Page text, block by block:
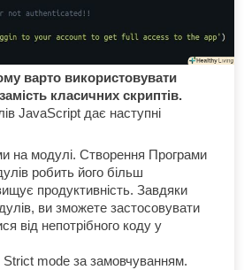
варто використовувати
класичних скриптів.
JavaScript дає наступні
на модулі. Створення Програми
робить його більш
продуктивність. Завдяки
ви зможете застосовувати
від непотрібного коду у
Strict mode за замовчуванням.